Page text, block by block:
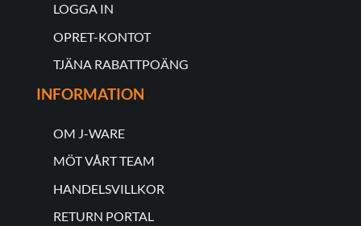
LOGGA IN
OPRET-KONTOT
TJÄNA RABATTPOÄNG
INFORMATION
OM J-WARE
MÖT VÅRT TEAM
HANDELSVILLKOR
RETURN PORTAL